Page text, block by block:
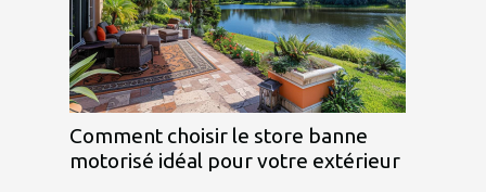
Comment choisir le store banne
motorisé idéal pour votre extérieur